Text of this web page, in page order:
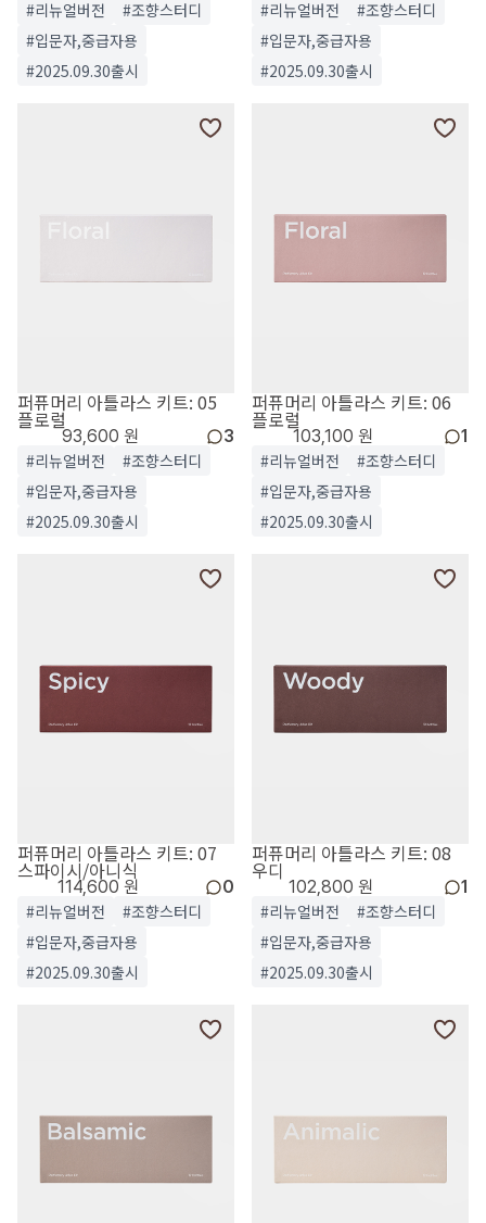
#리뉴얼버전
#조향스터디
#입문자,중급자용
#2025.09.30출시
#리뉴얼버전
#조향스터디
#입문자,중급자용
#2025.09.30출시
퍼퓨머리 아틀라스 키트: 05
플로럴
93,600 원 3
#리뉴얼버전
#조향스터디
#입문자,중급자용
#2025.09.30출시
퍼퓨머리 아틀라스 키트: 06
플로럴
103,100 원 1
#리뉴얼버전
#조향스터디
#입문자,중급자용
#2025.09.30출시
퍼퓨머리 아틀라스 키트: 07
스파이시/아니식
114,600 원 0
#리뉴얼버전
#조향스터디
#입문자,중급자용
#2025.09.30출시
퍼퓨머리 아틀라스 키트: 08
우디
102,800 원 1
#리뉴얼버전
#조향스터디
#입문자,중급자용
#2025.09.30출시